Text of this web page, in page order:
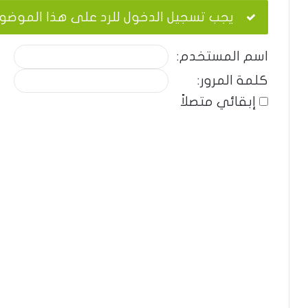
يجب تسجيل الدخول للرد على هذا
اسم المستخدم:
كلمة المرور:
إبقائي متصلاً